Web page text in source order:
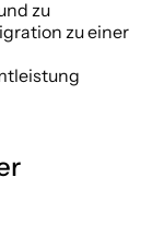
zu einer